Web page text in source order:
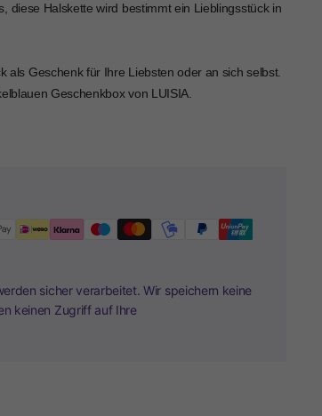
diese Halskette wird bestimmt ein Lieblingsstück in
als Geschenk für Ihre Liebsten oder an sich selbst.
Geschenkbox von LUISIA.
sicher verarbeitet. Wir speichern keine
keinen Zugriff auf Ihre